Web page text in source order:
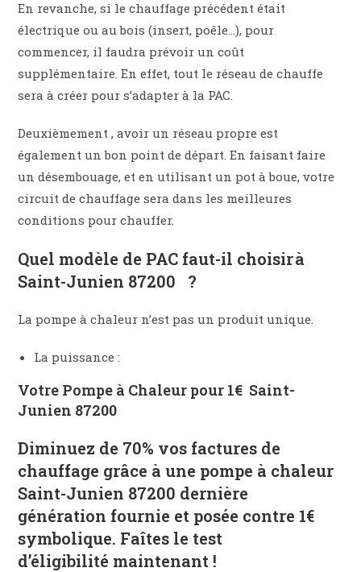
En revanche, si le chauffage précédent était
électrique ou au bois (insert, poêle…), pour
commencer, il faudra prévoir un coût
supplémentaire. En effet, tout le réseau de chauffe
sera à créer pour s’adapter à la PAC.
Deuxièmement , avoir un réseau propre est
également un bon point de départ. En faisant faire
un désembouage, et en utilisant un pot à boue, votre
circuit de chauffage sera dans les meilleures
conditions pour chauffer.
Quel modèle de PAC faut-il choisir à
Saint-Junien 87200 ?
La pompe à chaleur n’est pas un produit unique.
La puissance :
Votre Pompe à Chaleur pour 1€ Saint-
Junien 87200
Diminuez de 70% vos factures de
chauffage grâce à une pompe à chaleur
Saint-Junien 87200 dernière
génération fournie et posée contre 1€
symbolique. Faîtes le test
d’éligibilité maintenant !